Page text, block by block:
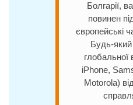
Болгарії,
повинен
європейські
Будь-
глобальної
iPhone,
Motorola)